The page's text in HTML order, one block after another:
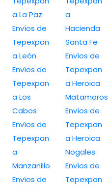
a La Paz
Envíos de
Tepexpan
a León
Envíos de
Tepexpan
a Los
Cabos
Envíos de
Tepexpan
a
Manzanillo
Envíos de
a
Hacienda
Santa Fe
Envíos de
Tepexpan
a Heroica
Matamoros
Envíos de
Tepexpan
a Heroica
Nogales
Envíos de
Tepexpan